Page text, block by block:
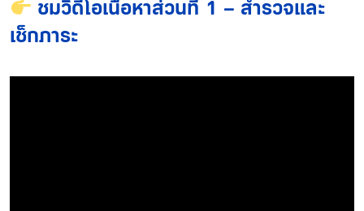
ชมวิดีโอเนื้อหาส่วนที่ 1 – สำรวจและ
เช็กภาระ